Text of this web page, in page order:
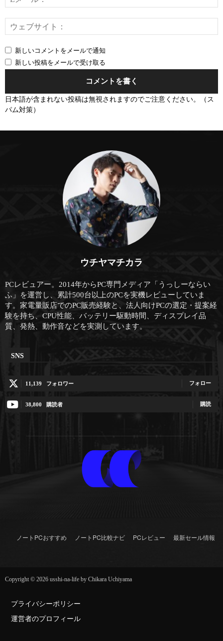
*
新しいコメントをメールで通知
新しい投稿をメールで受け取る
日本語が含まれない投稿は無視されますのでご注意ください。（ス
パム対策）
ウチヤマチカラ
PCレビュアー。2014年からPC専門メディア「うっしーならい
ふ」を運営し、累計500台以上のPCを実機レビューしていま
す。家電量販店でのPC販売経験と、法人向けPCの選定・提案経
験を持ち、CPU性能、バッテリー駆動時間、ディスプレイ品
質、発熱、動作音などを実測しています。
SNS
11,139 フォロワー フォロー
38,800 購読者 購読
ノートPCおすすめ ノートPC比較ナビ PCレビュー 最新セール情報
Copyright © 2026 usshi-na-life by Chikara Uchiyama
プライバシーポリシー
運営者のプロフィール